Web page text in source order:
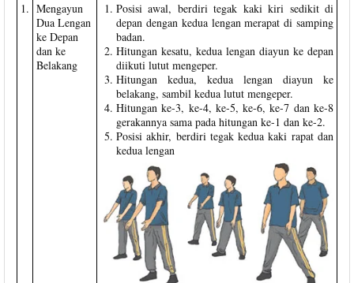
1. Mengayun
Dua Lengan
ke Depan
dan ke
Belakang
Posisi awal, berdiri tegak kaki kiri sedikit di
depan dengan kedua lengan merapat di samping
badan.
Hitungan kesatu, kedua lengan diayun ke depan
diikuti lutut mengeper.
Hitungan kedua, kedua lengan diayun ke
belakang, sambil kedua lutut mengeper.
Hitungan ke-3, ke-4, ke-5, ke-6, ke-7 dan ke-8
gerakannya sama pada hitungan ke-1 dan ke-2.
Posisi akhir, berdiri tegak kedua kaki rapat dan
kedua lengan